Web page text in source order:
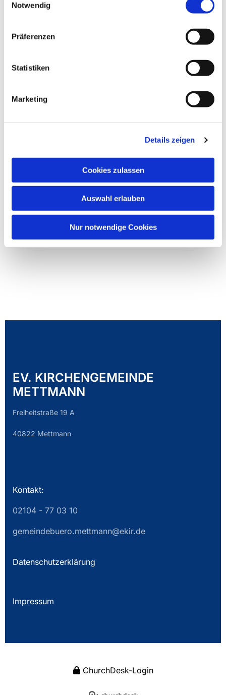
Notwendig
Präferenzen
Statistiken
Marketing
Details zeigen
Cookies zulassen
Auswahl erlauben
Nur notwendige Cookies
Dies könnte Sie auch
EV. KIRCHENGEMEINDE
METTMANN
Freiheitstraße 19 A
40822 Mettmann
Kontakt:
02104 - 77 03 10
gemeindebuero.mettmann@ekir.de
Datenschutzerklärung
Impressum
ChurchDesk-Login